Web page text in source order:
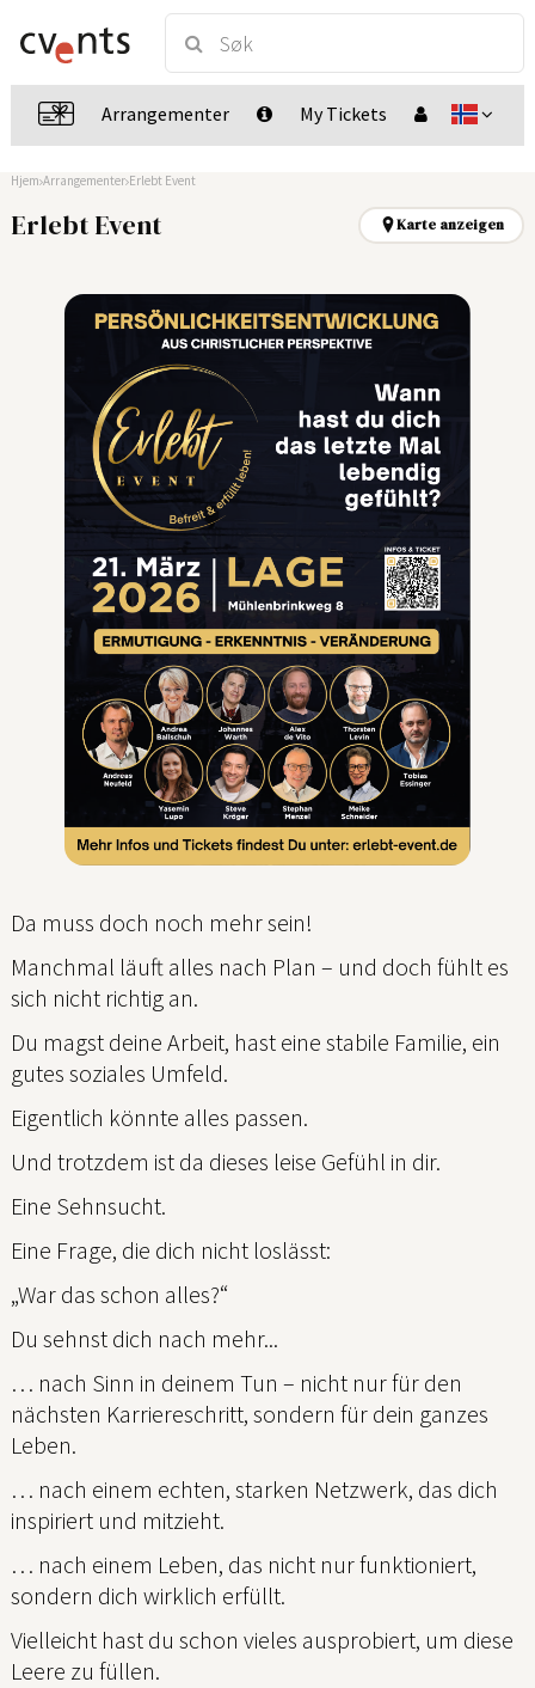
Arrangementer My Tickets
Hjem Arrangementer Erlebt Event
Erlebt Event Karte anzeigen
Da muss doch noch mehr sein!
Manchmal läuft alles nach Plan – und doch fühlt es
sich nicht richtig an.
Du magst deine Arbeit, hast eine stabile Familie, ein
gutes soziales Umfeld.
Eigentlich könnte alles passen.
Und trotzdem ist da dieses leise Gefühl in dir.
Eine Sehnsucht.
Eine Frage, die dich nicht loslässt:
„War das schon alles?“
Du sehnst dich nach mehr...
… nach Sinn in deinem Tun – nicht nur für den
nächsten Karriereschritt, sondern für dein ganzes
Leben.
… nach einem echten, starken Netzwerk, das dich
inspiriert und mitzieht.
… nach einem Leben, das nicht nur funktioniert,
sondern dich wirklich erfüllt.
Vielleicht hast du schon vieles ausprobiert, um diese
Leere zu füllen.